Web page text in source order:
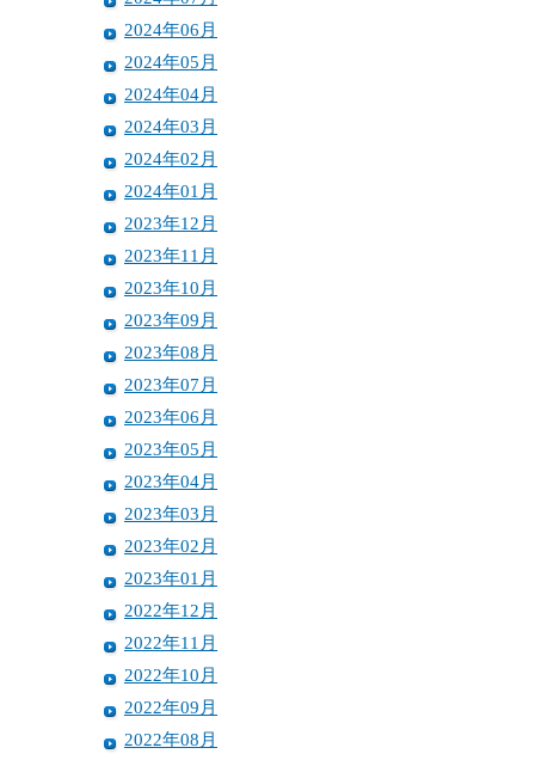
2024年06月
2024年05月
2024年04月
2024年03月
2024年02月
2024年01月
2023年12月
2023年11月
2023年10月
2023年09月
2023年08月
2023年07月
2023年06月
2023年05月
2023年04月
2023年03月
2023年02月
2023年01月
2022年12月
2022年11月
2022年10月
2022年09月
2022年08月